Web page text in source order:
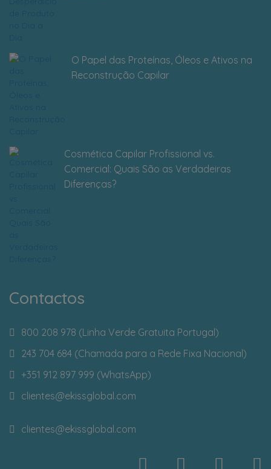
O Papel das Proteínas, Óleos e Ativos na
Reconstrução Capilar
Cosmética Capilar Profissional vs.
Comercial: Quais São as Verdadeiras
Diferenças?
Contactos
800 208 978 (Linha Verde Gratuita Portugal)
243 704 684 (Chamada para a Rede Fixa Nacional)
+351 912 897 999 (WhatsApp)
clientes@ekissglobal.com
clientes@ekissglobal.com